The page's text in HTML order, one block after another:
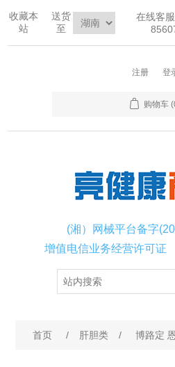
收藏本
站
送货
至
在线客
注册 登
购物车
(湘）网械平台备字
增值电信业务经营许可证
首页 / 肝胆类 / 博路定